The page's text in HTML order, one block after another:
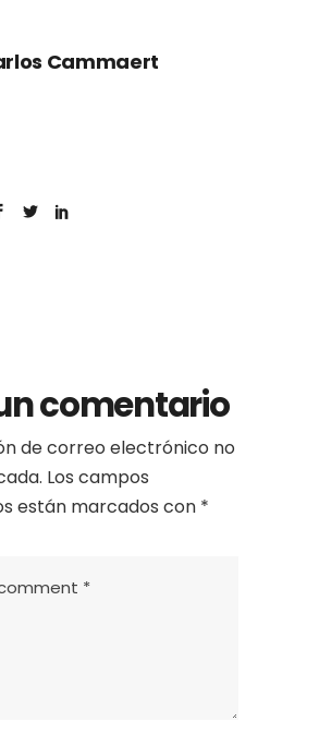
Cammaert
comentario
de correo electrónico no
Los campos
están marcados con *